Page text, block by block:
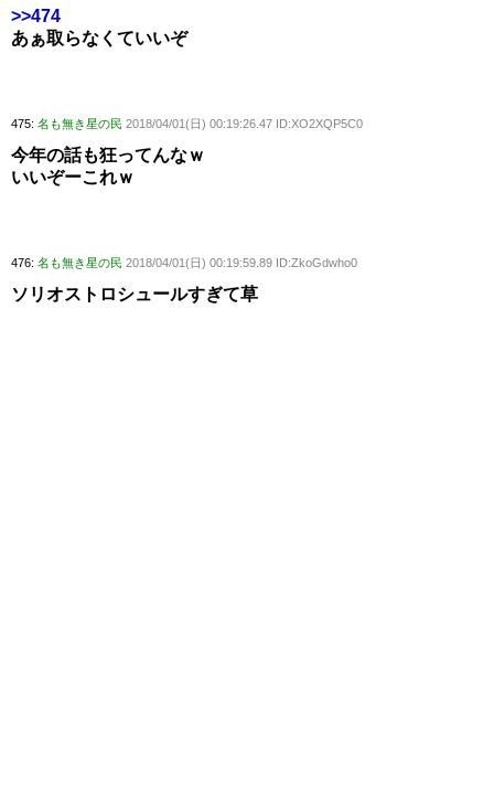
>>474
あぁ取らなくていいぞ
475: 名も無き星の民 2018/04/01(日) 00:19:26.47 ID:XO2XQP5C0
今年の話も狂ってんなｗ
いいぞーこれｗ
476: 名も無き星の民 2018/04/01(日) 00:19:59.89 ID:ZkoGdwho0
ソリオストロシュールすぎて草